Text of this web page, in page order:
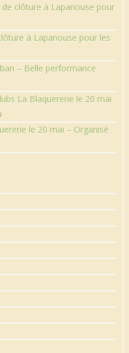
de clôture à Lapanouse pour
à Lapanouse pour les
– Belle performance
La Blaquererie le 20 mai
le 20 mai – Organisé